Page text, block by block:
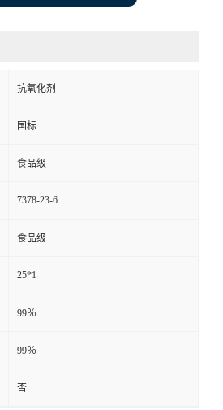
抗氧化剂
国标
食品级
7378-23-6
食品级
25*1
99％
99％
否